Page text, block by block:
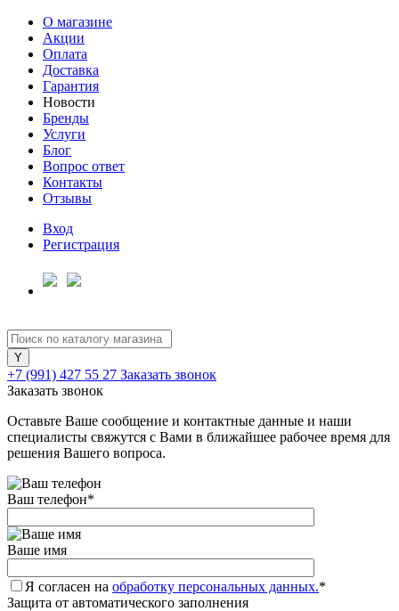
О магазине
Акции
Оплата
Доставка
Гарантия
Новости
Бренды
Услуги
Блог
Вопрос ответ
Контакты
Отзывы
Вход
Регистрация
+7 (991) 427 55 27 Заказать звонок
Заказать звонок
Оставьте Ваше сообщение и контактные данные и наши
специалисты свяжутся с Вами в ближайшее рабочее время для
решения Вашего вопроса.
Ваш телефон*
Ваше имя
Я согласен на обработку персональных данных.*
Защита от автоматического заполнения